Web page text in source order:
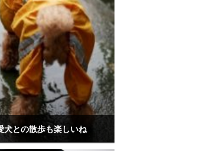
犬との散歩も楽しいね